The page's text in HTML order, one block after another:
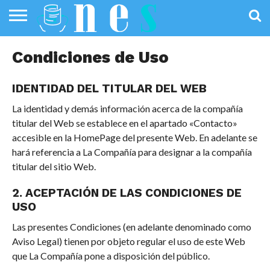
PÚBLICA
SANIDAD
INVESTIGACIÓN
ENTREVISTAS
PROFESIONALES
DE LA SALUD
INFOGRAFÍAS
DE SALUD
OPINIÓN
Condiciones de Uso
IDENTIDAD DEL TITULAR DEL WEB
La identidad y demás información acerca de la compañía
titular del Web se establece en el apartado «Contacto»
accesible en la HomePage del presente Web. En adelante se
hará referencia a La Compañía para designar a la compañía
titular del sitio Web.
2. ACEPTACIÓN DE LAS CONDICIONES DE
USO
Las presentes Condiciones (en adelante denominado como
Aviso Legal) tienen por objeto regular el uso de este Web
que La Compañía pone a disposición del público.